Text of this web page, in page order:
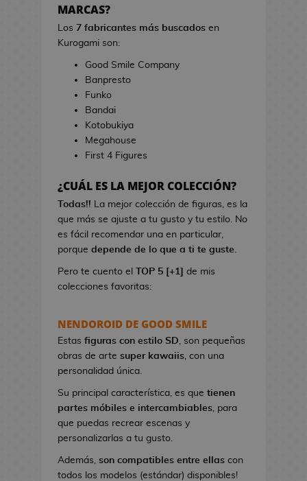
s
d
C
i
B
o
s
d
e
C
i
i
d
j
u
e
o
s
L
i
r
e
a
s
d
e
i
d
e
o
j
u
MARCAS?
Los 7 fabricantes más buscados en
Kurogami son:
Good Smile Company
Banpresto
Funko
Bandai
Kotobukiya
Megahouse
First 4 Figures
¿CUÁL ES LA MEJOR COLECCIÓN?
Todas!! La mejor colección de figuras, es la
que más se ajuste a tu gusto y tu estilo. No
es fácil recomendar una en particular,
porque depende de lo que a ti te guste.
Pero te cuento el TOP 5 [+1]
de mis
colecciones favoritas:
NENDOROID DE GOOD SMILE
Estas figuras con estilo SD, son pequeñas
obras de arte super kawaiis, con una
personalidad única.
Su principal característica, es que tienen
partes móbiles e intercambiables, para
que puedas recrear escenas y
personalizarlas a tu gusto.
Además, son compatibles entre ellas con
todos los modelos (estándar) disponibles!